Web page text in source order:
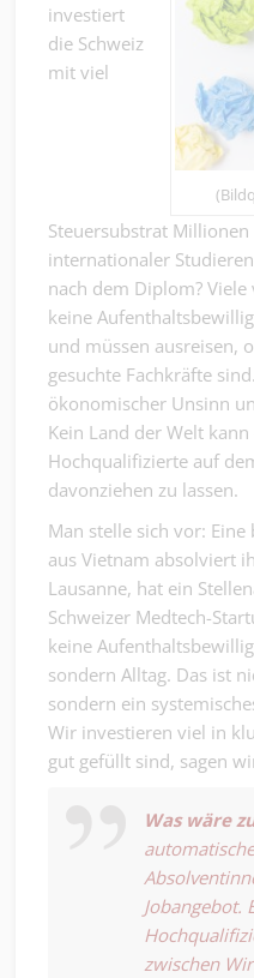
investiert
die Schweiz
mit viel
Steuersubstrat
internationaler
nach dem Diplom?
keine
und müssen ausreisen,
gesuchte Fachkräfte
ökonomischer Unsinn
Kein Land der Welt
Hochqualifizierte auf
davonziehen zu lassen.
Man stelle sich vor:
aus Vietnam absolviert
Lausanne, hat ein
Schweizer Medtech-
keine
sondern Alltag. Das ist
sondern ein
Wir investieren viel in
gut gefüllt sind, sagen
Was wäre
Jobangebot.
zwischen